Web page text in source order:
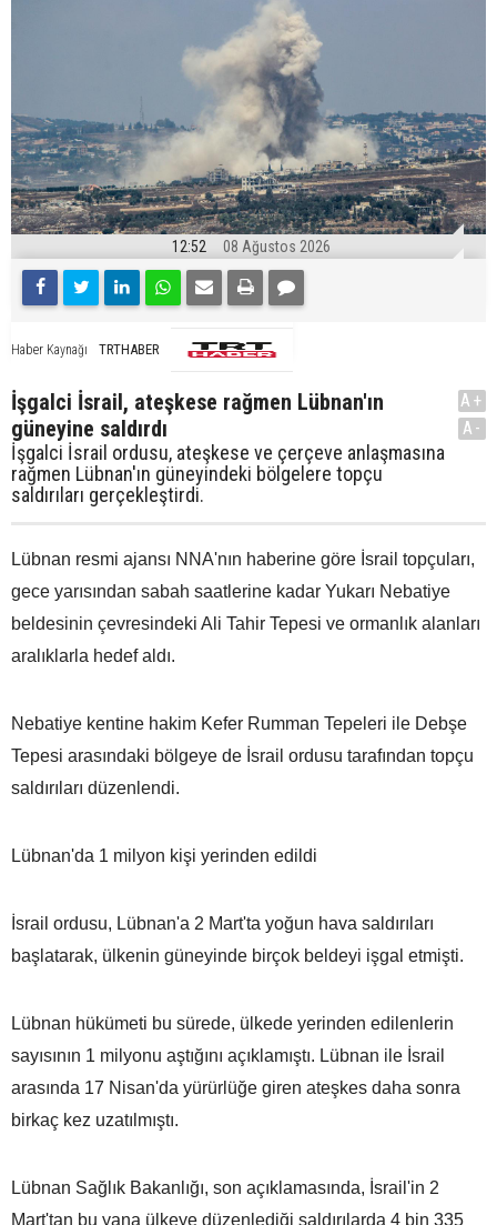
12:52 08 Ağustos 2026
Haber Kaynağı TRTHABER
İşgalci İsrail, ateşkese rağmen Lübnan'ın
güneyine saldırdı
İşgalci İsrail ordusu, ateşkese ve çerçeve anlaşmasına
rağmen Lübnan'ın güneyindeki bölgelere topçu
saldırıları gerçekleştirdi.
A+
A-
Lübnan resmi ajansı NNA'nın haberine göre İsrail topçuları,
gece yarısından sabah saatlerine kadar Yukarı Nebatiye
beldesinin çevresindeki Ali Tahir Tepesi ve ormanlık alanları
aralıklarla hedef aldı.
Nebatiye kentine hakim Kefer Rumman Tepeleri ile Debşe
Tepesi arasındaki bölgeye de İsrail ordusu tarafından topçu
saldırıları düzenlendi.
Lübnan'da 1 milyon kişi yerinden edildi
İsrail ordusu, Lübnan'a 2 Mart'ta yoğun hava saldırıları
başlatarak, ülkenin güneyinde birçok beldeyi işgal etmişti.
Lübnan hükümeti bu sürede, ülkede yerinden edilenlerin
sayısının 1 milyonu aştığını açıklamıştı. Lübnan ile İsrail
arasında 17 Nisan'da yürürlüğe giren ateşkes daha sonra
birkaç kez uzatılmıştı.
Lübnan Sağlık Bakanlığı, son açıklamasında, İsrail'in 2
Mart'tan bu yana ülkeye düzenlediği saldırılarda 4 bin 335